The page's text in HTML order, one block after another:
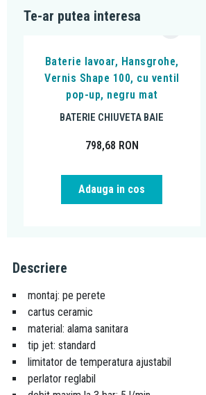
Te-ar putea interesa
Baterie lavoar, Hansgrohe,
Vernis Shape 100, cu ventil
pop-up, negru mat
BATERIE CHIUVETA BAIE
798,68 RON
Adauga in cos
Descriere
montaj: pe perete
cartus ceramic
material: alama sanitara
tip jet: standard
limitator de temperatura ajustabil
perlator reglabil